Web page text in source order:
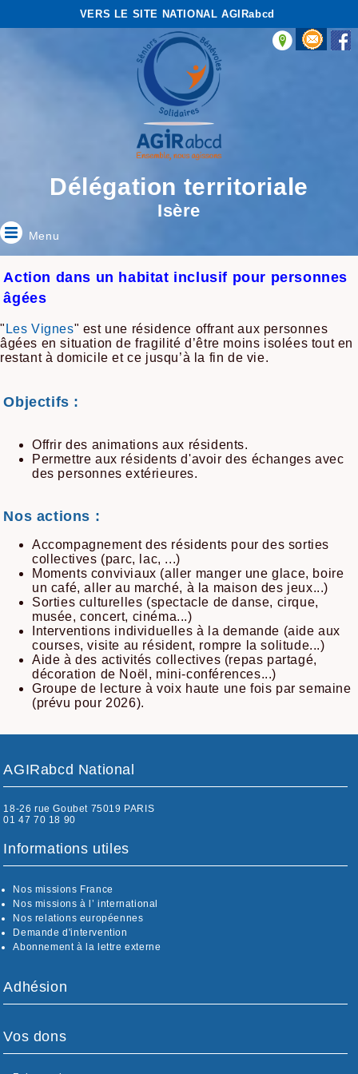
VERS LE SITE NATIONAL AGIRabcd
Délégation territoriale
Isère
Menu
Action dans un habitat inclusif pour personnes
âgées
" Les Vignes" est une résidence offrant aux personnes
âgées en situation de fragilité d’être moins isolées tout en
restant à domicile et ce jusqu’à la fin de vie.
Objectifs :
Offrir des animations aux résidents.
Permettre aux résidents d'avoir des échanges avec
des personnes extérieures.
Nos actions :
Accompagnement des résidents pour des sorties
collectives (parc, lac, ...)
Moments conviviaux (aller manger une glace, boire
un café, aller au marché, à la maison des jeux...)
Sorties culturelles (spectacle de danse, cirque,
musée, concert, cinéma...)
Interventions individuelles à la demande (aide aux
courses, visite au résident, rompre la solitude...)
Aide à des activités collectives (repas partagé,
décoration de Noël, mini-conférences...)
Groupe de lecture à voix haute une fois par semaine
(prévu pour 2026).
AGIRabcd National
18-26 rue Goubet 75019 PARIS
01 47 70 18 90
Informations utiles
Nos missions France
Nos missions à l’ international
Nos relations européennes
Demande d'intervention
Abonnement à la lettre externe
Adhésion
Vos dons